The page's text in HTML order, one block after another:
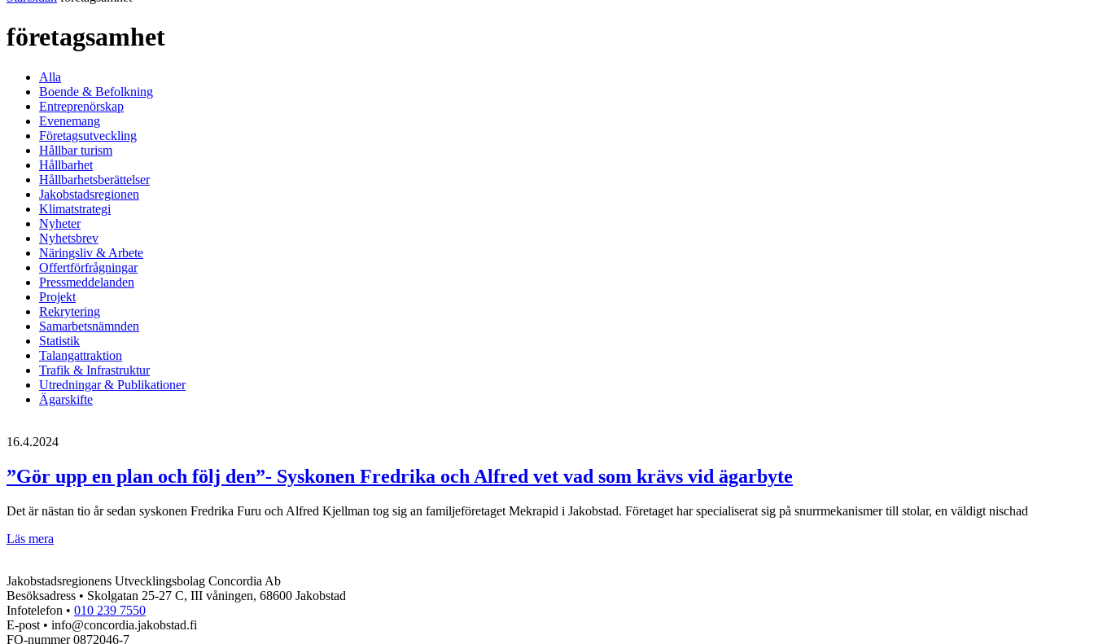
företagsamhet
Alla
Boende & Befolkning
Entreprenörskap
Evenemang
Företagsutveckling
Hållbar turism
Hållbarhet
Hållbarhetsberättelser
Jakobstadsregionen
Klimatstrategi
Nyheter
Nyhetsbrev
Näringsliv & Arbete
Offertförfrågningar
Pressmeddelanden
Projekt
Rekrytering
Samarbetsnämnden
Statistik
Talangattraktion
Trafik & Infrastruktur
Utredningar & Publikationer
Ägarskifte
16.4.2024
”Gör upp en plan och följ den”- Syskonen Fredrika och Alfred vet vad som krävs vid ägarbyte
Det är nästan tio år sedan syskonen Fredrika Furu och Alfred Kjellman tog sig an familjeföretaget Mekrapid i Jakobstad. Företaget har specialiserat sig på snurrmekanismer till stolar, en väldigt nischad
Läs mera
plan
och
följ
den”-
Syskonen
Jakobstadsregionens Utvecklingsbolag Concordia Ab
Besöksadress • Skolgatan 25-27 C, III våningen, 68600 Jakobstad
Infotelefon • 010 239 7550
E-post • info@concordia.jakobstad.fi
FO-nummer 0872046-7